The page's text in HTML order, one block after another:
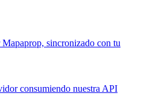
sincronizado con tu
consumiendo nuestra API